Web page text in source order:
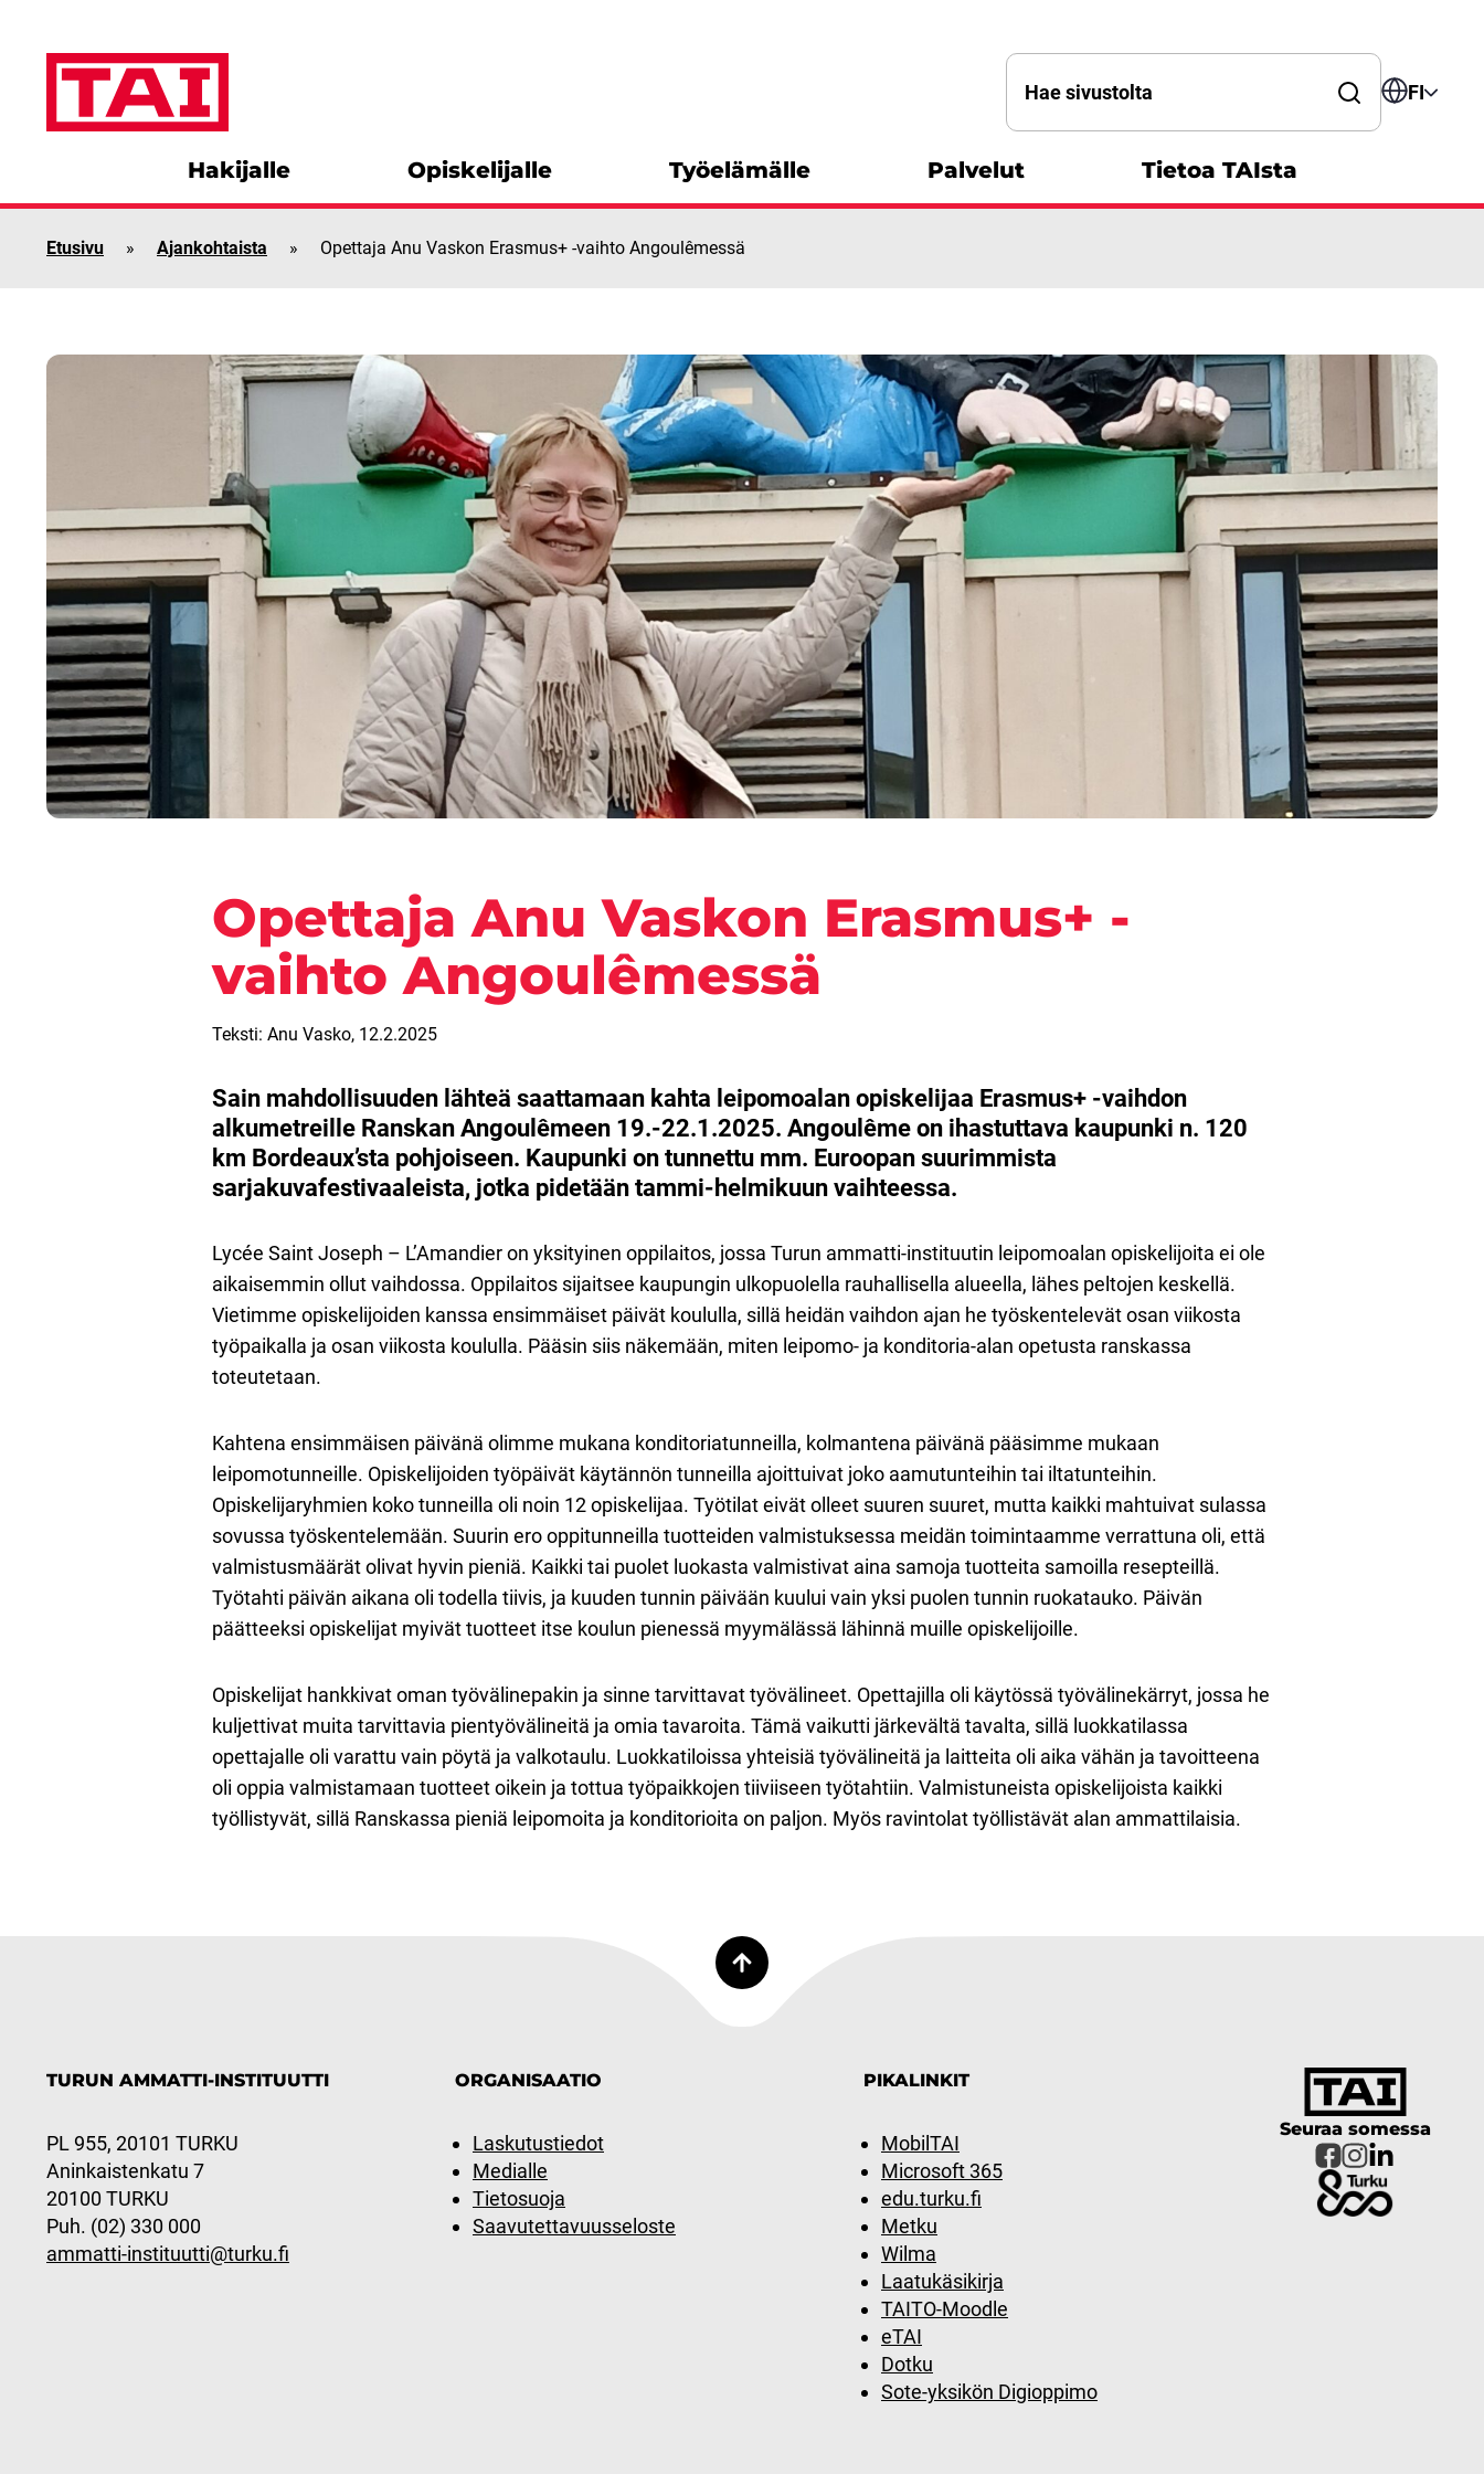
Hae sanalla
FI
Hakijalle Opiskelijalle Työelämälle Palvelut Tietoa TAIsta
Etusivu » Ajankohtaista » Opettaja Anu Vaskon Erasmus+ -vaihto Angoulêmessä
Opettaja Anu Vaskon Erasmus+ -
vaihto Angoulêmessä
Teksti: Anu Vasko, 12.2.2025
Sain mahdollisuuden lähteä saattamaan kahta leipomoalan opiskelijaa Erasmus+ -vaihdon
alkumetreille Ranskan Angoulêmeen 19.-22.1.2025. Angoulême on ihastuttava kaupunki n. 120
km Bordeaux’sta pohjoiseen. Kaupunki on tunnettu mm. Euroopan suurimmista
sarjakuvafestivaaleista, jotka pidetään tammi-helmikuun vaihteessa.
Lycée Saint Joseph – L’Amandier on yksityinen oppilaitos, jossa Turun ammatti-instituutin leipomoalan opiskelijoita ei ole
aikaisemmin ollut vaihdossa. Oppilaitos sijaitsee kaupungin ulkopuolella rauhallisella alueella, lähes peltojen keskellä.
Vietimme opiskelijoiden kanssa ensimmäiset päivät koululla, sillä heidän vaihdon ajan he työskentelevät osan viikosta
työpaikalla ja osan viikosta koululla. Pääsin siis näkemään, miten leipomo- ja konditoria-alan opetusta ranskassa
toteutetaan.
Kahtena ensimmäisen päivänä olimme mukana konditoriatunneilla, kolmantena päivänä pääsimme mukaan
leipomotunneille. Opiskelijoiden työpäivät käytännön tunneilla ajoittuivat joko aamutunteihin tai iltatunteihin.
Opiskelijaryhmien koko tunneilla oli noin 12 opiskelijaa. Työtilat eivät olleet suuren suuret, mutta kaikki mahtuivat sulassa
sovussa työskentelemään. Suurin ero oppitunneilla tuotteiden valmistuksessa meidän toimintaamme verrattuna oli, että
valmistusmäärät olivat hyvin pieniä. Kaikki tai puolet luokasta valmistivat aina samoja tuotteita samoilla resepteillä.
Työtahti päivän aikana oli todella tiivis, ja kuuden tunnin päivään kuului vain yksi puolen tunnin ruokatauko. Päivän
päätteeksi opiskelijat myivät tuotteet itse koulun pienessä myymälässä lähinnä muille opiskelijoille.
Opiskelijat hankkivat oman työvälinepakin ja sinne tarvittavat työvälineet. Opettajilla oli käytössä työvälinekärryt, jossa he
kuljettivat muita tarvittavia pientyövälineitä ja omia tavaroita. Tämä vaikutti järkevältä tavalta, sillä luokkatilassa
opettajalle oli varattu vain pöytä ja valkotaulu. Luokkatiloissa yhteisiä työvälineitä ja laitteita oli aika vähän ja tavoitteena
oli oppia valmistamaan tuotteet oikein ja tottua työpaikkojen tiiviiseen työtahtiin. Valmistuneista opiskelijoista kaikki
työllistyvät, sillä Ranskassa pieniä leipomoita ja konditorioita on paljon. Myös ravintolat työllistävät alan ammattilaisia.
TURUN AMMATTI-INSTITUUTTI
PL 955, 20101 TURKU
Aninkaistenkatu 7
20100 TURKU
Puh. (02) 330 000
ammatti-instituutti@turku.fi
ORGANISAATIO
Laskutustiedot
Medialle
Tietosuoja
Saavutettavuusseloste
PIKALINKIT
MobilTAI
Microsoft 365
edu.turku.fi
Metku
Wilma
Laatukäsikirja
TAITO-Moodle
eTAI
Dotku
Sote-yksikön Digioppimo
Seuraa somessa